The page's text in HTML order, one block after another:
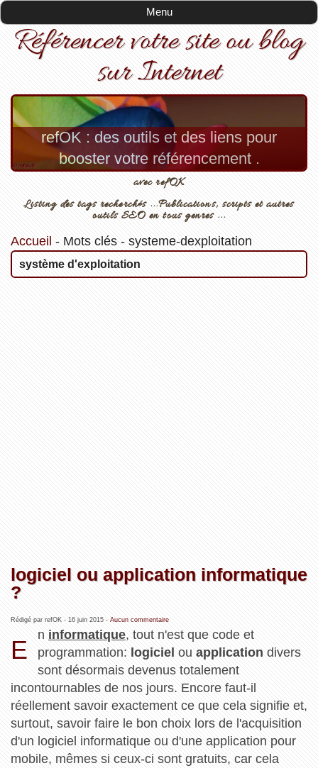
Menu
Référencer votre site ou blog
sur Internet
refOK : des outils et des liens pour
booster votre référencement .
avec refOK
Listing des tags recherchés ...Publications, scripts et autres
outils SEO en tous genres ...
Accueil - Mots clés- systeme-dexploitation
système d'exploitation
logiciel ou application informatique
?
Rédigé par refOK - 16 juin 2015- Aucun commentaire
E
n informatique, tout n'est que code et
programmation: logiciel ouapplication divers
sont désormais devenus totalement
incontournables de nos jours. Encore faut-il
réellement savoir exactement ce que cela signifie et,
surtout, savoir faire le bon choix lors de l'acquisition
d'un logiciel informatique ou d'une application pour
mobile, mêmes si ceux-ci sont gratuits, car cela